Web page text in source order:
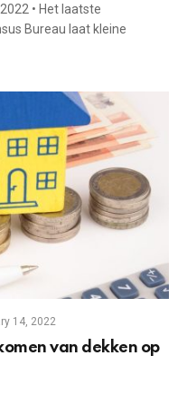
• Het laatste
Bureau laat kleine
14, 2022
van dekken op